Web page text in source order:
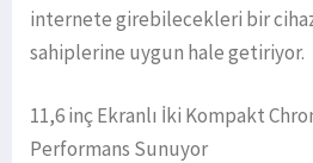
internete girebilecekleri bir
sahiplerine uygun hale getiriyor.
11,6 inç Ekranlı İki Kompakt
Performans Sunuyor